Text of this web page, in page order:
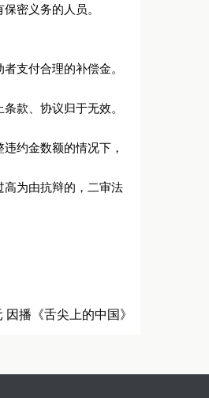
密义务的人员。
支付合理的补偿金。
款、协议归于无效。
约金数额的情况下，
高为由抗辩的，二审法
播《舌尖上的中国》